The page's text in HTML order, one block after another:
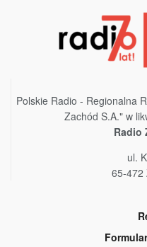
Polskie Radio - Regionalna
Zachód S.A." w
Radio
ul.
65-472